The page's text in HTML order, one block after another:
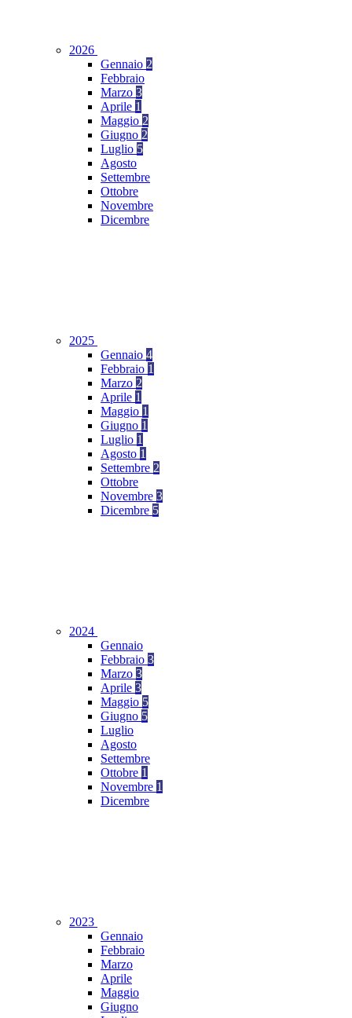
2026
Gennaio 2
Febbraio
Marzo 3
Aprile 1
Maggio 2
Giugno 2
Luglio 5
Agosto
Settembre
Ottobre
Novembre
Dicembre
2025
Gennaio 4
Febbraio 1
Marzo 2
Aprile 1
Maggio 1
Giugno 1
Luglio 1
Agosto 1
Settembre 2
Ottobre
Novembre 3
Dicembre 5
2024
Gennaio
Febbraio 3
Marzo 3
Aprile 3
Maggio 5
Giugno 5
Luglio
Agosto
Settembre
Ottobre 1
Novembre 1
Dicembre
2023
Gennaio
Febbraio
Marzo
Aprile
Maggio
Giugno